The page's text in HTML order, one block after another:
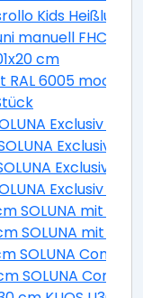
Kids
FHC U31
cm
6005
Exclusiv mit
Exclusiv
Exclusiv
Exclusiv mit
SOLUNA mit
SOLUNA mit
SOLUNA
SOLUNA